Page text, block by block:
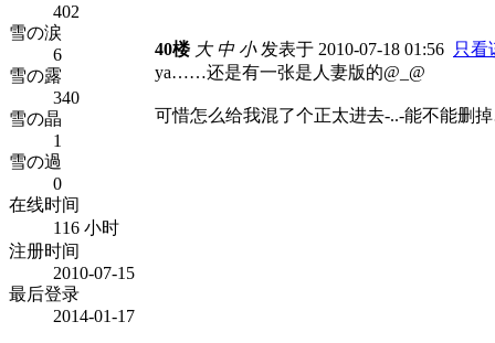
402
雪の涙
6
雪の露
340
雪の晶
1
雪の過
0
在线时间
116 小时
注册时间
2010-07-15
最后登录
2014-01-17
40楼 大 中 小发表于 2010-07-18 01:56 只看
ya……还是有一张是人妻版的@_@
可惜怎么给我混了个正太进去-..-能不能删